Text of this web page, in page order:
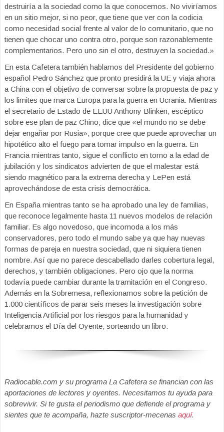
destruiría a la sociedad como la que conocemos. No viviríamos
en un sitio mejor, si no peor, que tiene que ver con la codicia
como necesidad social frente al valor de lo comunitario, que no
tienen que chocar uno contra otro, porque son razonablemente
complementarios. Pero uno sin el otro, destruyen la sociedad.»
En esta Cafetera también hablamos del Presidente del gobierno
español Pedro Sánchez que pronto presidirá la UE y viaja ahora
a China con el objetivo de conversar sobre la propuesta de paz y
los limites que marca Europa para la guerra en Ucrania. Mientras
el secretario de Estado de EEUU Anthony Blinken, escéptico
sobre ese plan de paz Chino, dice que «el mundo no se debe
dejar engañar por Rusia», porque cree que puede aprovechar un
hipotético alto el fuego para tomar impulso en la guerra. En
Francia mientras tanto, sigue el conflicto en torno a la edad de
jubilación y los sindicatos advierten de que el malestar está
siendo magnético para la extrema derecha y LePen está
aprovechándose de esta crisis democrática.
En España mientras tanto se ha aprobado una ley de familias,
que reconoce legalmente hasta 11 nuevos modelos de relación
familiar. Es algo novedoso, que incomoda a los más
conservadores, pero todo el mundo sabe ya que hay nuevas
formas de pareja en nuestra sociedad, que ni siquiera tienen
nombre. Así que no parece descabellado darles cobertura legal,
derechos, y también obligaciones. Pero ojo que la norma
todavía puede cambiar durante la tramitación en el Congreso.
Además en la Sobremesa, reflexionamos sobre la petición de
1.000 científicos de parar seis meses la investigación sobre
Inteligencia Artificial por los riesgos para la humanidad y
celebramos el Día del Oyente, sorteando un libro.
Radiocable.com y su programa La Cafetera se financian con las
aportaciones de lectores y oyentes. Necesitamos tu ayuda para
sobrevivir. Si te gusta el periodismo que defiende el programa y
sientes que te acompaña, hazte suscriptor-mecenas aquí.